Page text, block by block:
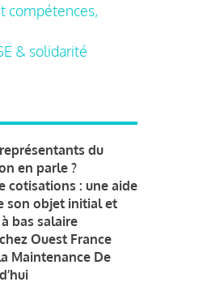
compétences,
& solidarité
du
en parle ?
cotisations : une aide
son objet initial et
bas salaire
Ouest France
Maintenance De